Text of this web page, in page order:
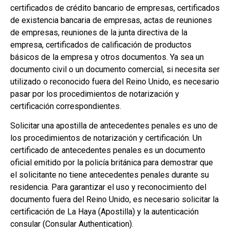
certificados de crédito bancario de empresas, certificados
de existencia bancaria de empresas, actas de reuniones
de empresas, reuniones de la junta directiva de la
empresa, certificados de calificación de productos
básicos de la empresa y otros documentos. Ya sea un
documento civil o un documento comercial, si necesita ser
utilizado o reconocido fuera del Reino Unido, es necesario
pasar por los procedimientos de notarización y
certificación correspondientes.
Solicitar una apostilla de antecedentes penales es uno de
los procedimientos de notarización y certificación. Un
certificado de antecedentes penales es un documento
oficial emitido por la policía británica para demostrar que
el solicitante no tiene antecedentes penales durante su
residencia. Para garantizar el uso y reconocimiento del
documento fuera del Reino Unido, es necesario solicitar la
certificación de La Haya (Apostilla) y la autenticación
consular (Consular Authentication).